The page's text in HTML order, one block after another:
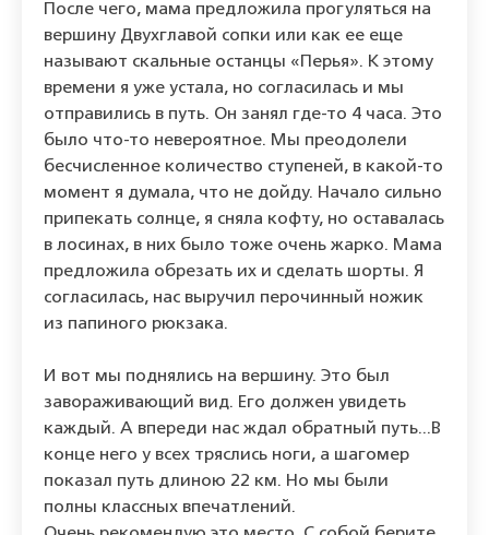
После чего, мама предложила прогуляться на
вершину Двухглавой сопки или как ее еще
называют скальные останцы «Перья». К этому
времени я уже устала, но согласилась и мы
отправились в путь. Он занял где-то 4 часа. Это
было что-то невероятное. Мы преодолели
бесчисленное количество ступеней, в какой-то
момент я думала, что не дойду. Начало сильно
припекать солнце, я сняла кофту, но оставалась
в лосинах, в них было тоже очень жарко. Мама
предложила обрезать их и сделать шорты. Я
согласилась, нас выручил перочинный ножик
из папиного рюкзака.
И вот мы поднялись на вершину. Это был
завораживающий вид. Его должен увидеть
каждый. А впереди нас ждал обратный путь...В
конце него у всех тряслись ноги, а шагомер
показал путь длиною 22 км. Но мы были
полны классных впечатлений.